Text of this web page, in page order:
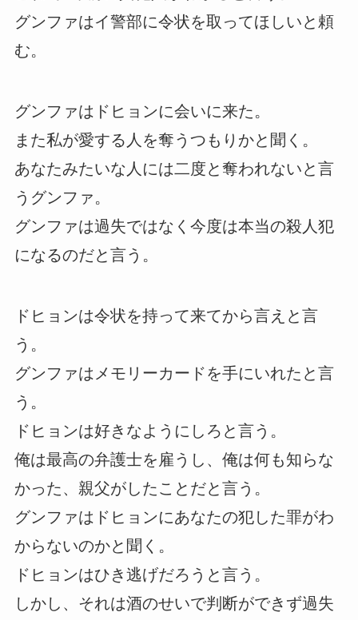
グンファはイ警部に令状を取ってほしいと頼
む。
グンファはドヒョンに会いに来た。
また私が愛する人を奪うつもりかと聞く。
あなたみたいな人には二度と奪われないと言
うグンファ。
グンファは過失ではなく今度は本当の殺人犯
になるのだと言う。
ドヒョンは令状を持って来てから言えと言
う。
グンファはメモリーカードを手にいれたと言
う。
ドヒョンは好きなようにしろと言う。
俺は最高の弁護士を雇うし、俺は何も知らな
かった、親父がしたことだと言う。
グンファはドヒョンにあなたの犯した罪がわ
からないのかと聞く。
ドヒョンはひき逃げだろうと言う。
しかし、それは酒のせいで判断ができず過失